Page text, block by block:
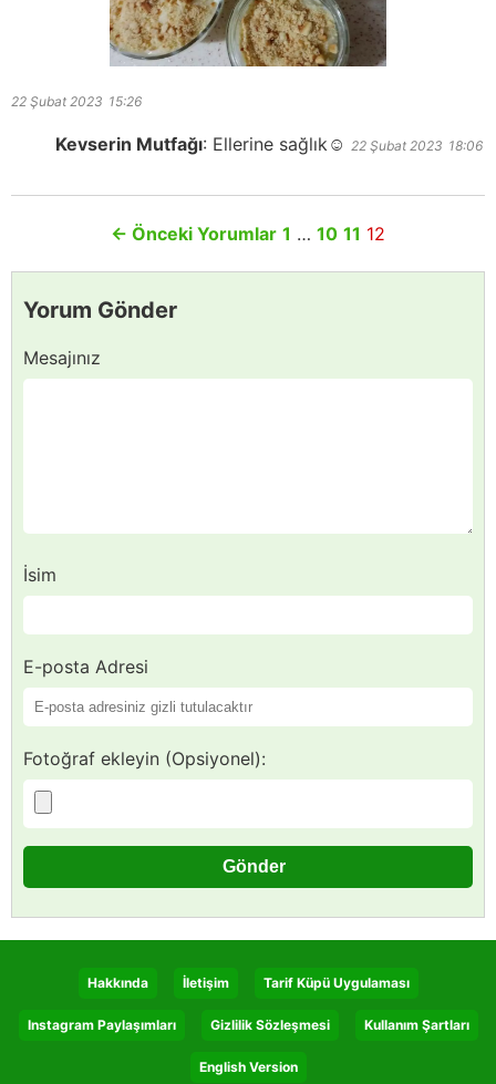
22 Şubat 2023 15:26
Kevserin Mutfağı: Ellerine sağlık☺️ 22 Şubat 2023 18:06
← Önceki Yorumlar 1 … 10 11 12
Yorum Gönder
Mesajınız
İsim
E-posta Adresi
Fotoğraf ekleyin (Opsiyonel):
Hakkında İletişim Tarif Küpü Uygulaması
Instagram Paylaşımları Gizlilik Sözleşmesi Kullanım Şartları
English Version